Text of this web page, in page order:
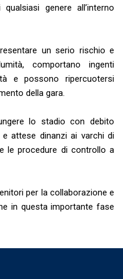
genere all’interno
un serio rischio e
comportano ingenti
e possono ripercuotersi
della gara.
lo stadio con debito
attese dinanzi ai varchi di
le procedure di controllo a
per la collaborazione e
in questa importante fase